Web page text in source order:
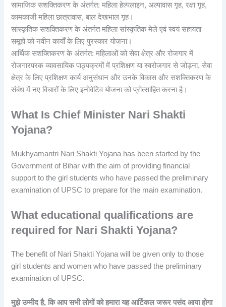
सामाजिक सशक्तिकरण के अंतर्गत: महिला हेल्पलाइन, अल्पावास गृह, रक्षा गृह,
कामकाजी महिला छात्रावास, बाल देखभाल गृह।
सांस्कृतिक सशक्तिकरण के अंतर्गत महिला सांस्कृतिक मेले एवं स्वयं सहायता
समूहों को नवीन कार्यों के लिए पुरस्कार योजना।
आर्थिक सशक्तिकरण के अंतर्गत: महिलाओं को सेवा क्षेत्र और रोजगार में
रोजगारपरक व्यावसायिक पाठ्यक्रमों में प्रशिक्षण या स्वरोजगार से जोड़ना, सेवा
क्षेत्र के लिए प्रशिक्षण कार्य अनुसंधान और उनके विकास और सशक्तिकरण के
संबंध में नए विचारों के लिए इनोवेटिव योजना को प्रोत्साहित करना है।
What Is Chief Minister Nari Shakti
Yojana?
Mukhyamantri Nari Shakti Yojana has been started by the
Government of Bihar with the aim of providing financial
support to the girl students who have passed the preliminary
examination of UPSC to prepare for the main examination.
What educational qualifications are
required for Nari Shakti Yojana?
The benefit of Nari Shakti Yojana will be given only to those
girl students and women who have passed the preliminary
examination of UPSC.
मुझे उम्मीद है, कि आप सभी लोगों को हमारा यह आर्टिकल जरूर पसंद आया होगा